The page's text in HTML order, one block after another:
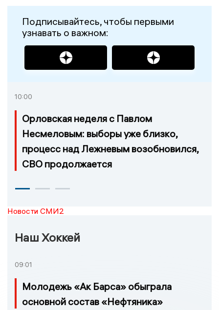
Подписывайтесь, чтобы первыми
узнавать о важном:
10:00
Орловская неделя с Павлом
Несмеловым: выборы уже близко,
процесс над Лежневым возобновился,
СВО продолжается
Новости СМИ2
Наш Хоккей
09:01
Молодежь «Ак Барса» обыграла
основной состав «Нефтяника»